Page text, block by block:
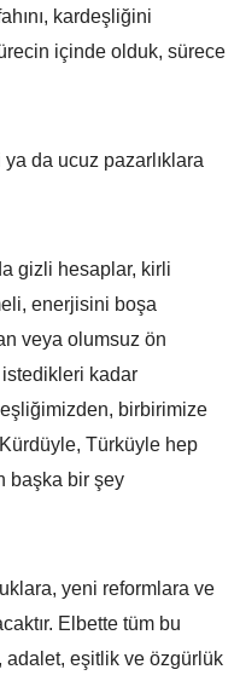
kardeşliğini
içinde olduk, sürece
da ucuz pazarlıklara
gizli hesaplar, kirli
enerjisini boşa
veya olumsuz ön
kadar
birbirimize
Kürdüyle, Türküyle hep
başka bir şey
yeni reformlara ve
Elbette tüm bu
eşitlik ve özgürlük